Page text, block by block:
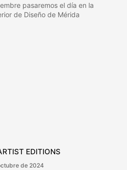
pasaremos el día en la
de Diseño de Mérida
EDITIONS
de 2024